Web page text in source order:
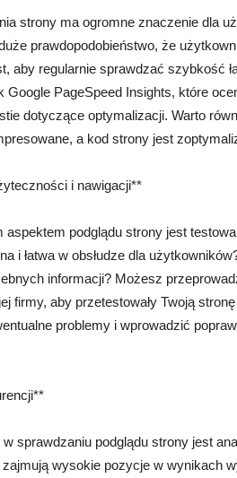
strony ma ogromne znaczenie dla
prawdopodobieństwo, że
aby regularnie sprawdzać szybkość
Google PageSpeed Insights, które
dotyczące optymalizacji. Warto
a kod strony jest
i nawigacji**
aspektem podglądu strony jest
i łatwa w obsłudze dla
informacji? Możesz
firmy, aby przetestowały Twoją
problemy i wprowadzić
sprawdzaniu podglądu strony jest
wysokie pozycje w wynikach